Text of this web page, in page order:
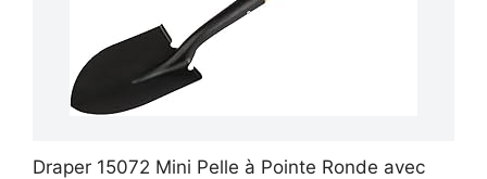
Draper 15072 Mini Pelle à Pointe Ronde avec